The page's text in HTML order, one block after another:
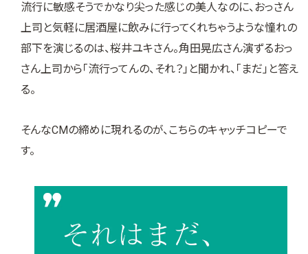
流行に敏感そうでかなり尖った感じの美人なのに、おっさん
上司と気軽に居酒屋に飲みに行ってくれちゃうような憧れの
部下を演じるのは、桜井ユキさん。角田晃広さん演ずるおっ
さん上司から「流行ってんの、それ？」と聞かれ、「まだ」と答え
る。
そんなCMの締めに現れるのが、こちらのキャッチコピーで
す。